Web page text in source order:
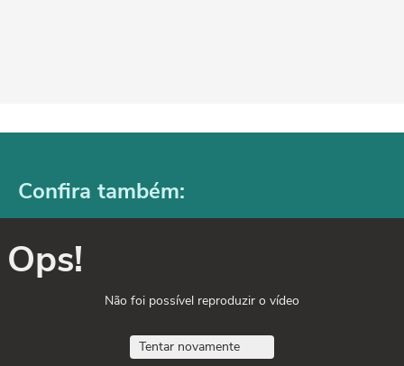
Confira também:
Ops!
Não foi possível reproduzir o vídeo
Tentar novamente